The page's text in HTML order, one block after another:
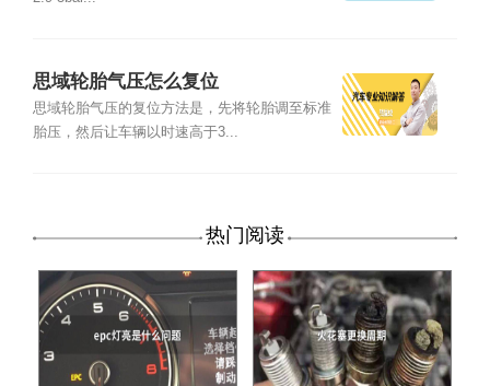
思域轮胎气压怎么复位
思域轮胎气压的复位方法是，先将轮胎调至标准
胎压，然后让车辆以时速高于3...
热门阅读